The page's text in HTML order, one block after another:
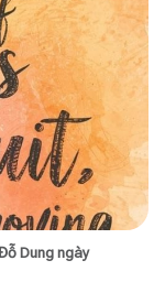
Dung ngày